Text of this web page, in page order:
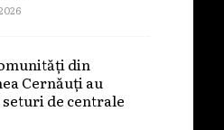
din
Cernăuți au
de centrale